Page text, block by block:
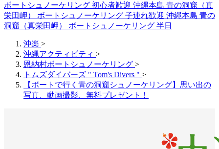
ボートシュノーケリング 初心者歓迎 沖縄本島 青の洞窟（真
栄田岬） ボートシュノーケリング 子連れ歓迎 沖縄本島 青の
洞窟（真栄田岬） ボートシュノーケリング 半日
沖楽 >
沖縄アクティビティ >
恩納村ボートシュノーケリング >
トムズダイバーズ " Tom's Divers " >
【ボートで行く青の洞窟シュノーケリング】思い出の
写真、動画撮影、無料プレゼント！